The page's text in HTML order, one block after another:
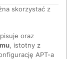
skorzystać z
oraz
, istotny z
APT-a